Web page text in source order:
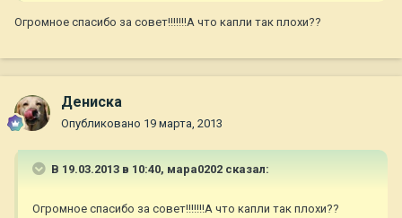
Огромное спасибо за совет!!!!!!!А что капли так плохи??
Дениска
Опубликовано 19 марта, 2013
В 19.03.2013 в 10:40, мара0202 сказал:
Огромное спасибо за совет!!!!!!!А что капли так плохи??